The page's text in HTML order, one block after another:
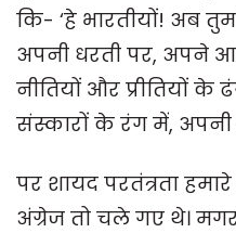
कि- ‘हे भारतीयों! अब
अपनी धरती पर, अपने
नीतियों और प्रीतियों
संस्कारों के रंग में, अपनी
पर शायद परतंत्रता
अंग्रेज तो चले गए थे।